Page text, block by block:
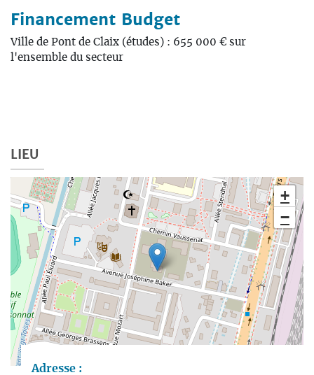
LIEU
+
−
Adresse :
Financement Budget
Ville de Pont de Claix (études) : 655 000 € sur
l'ensemble du secteur